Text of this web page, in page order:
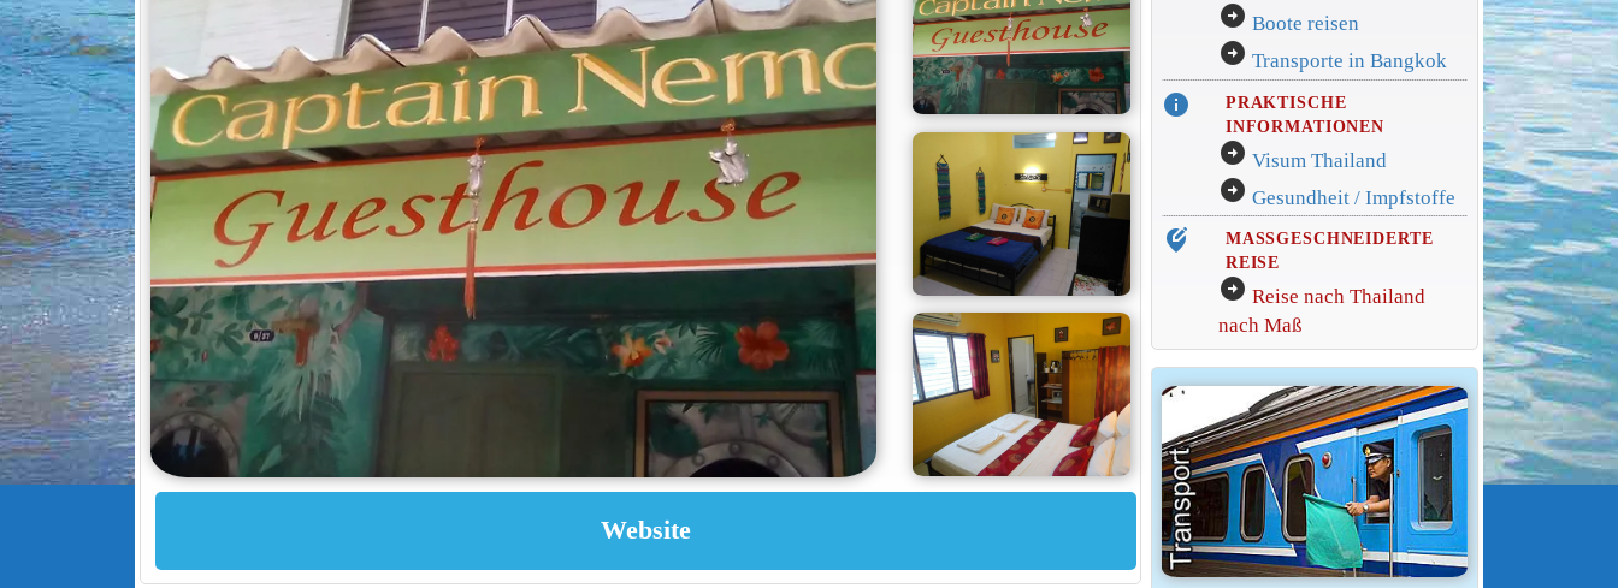
arrow_circle_right Boote reisen
arrow_circle_right Transporte in Bangkok
info
PRAKTISCHE
INFORMATIONEN
arrow_circle_right Visum Thailand
arrow_circle_right Gesundheit / Impfstoffe
edit_location_alt
MASSGESCHNEIDERTE
REISE
arrow_circle_right Reise nach Thailand
nach Maß